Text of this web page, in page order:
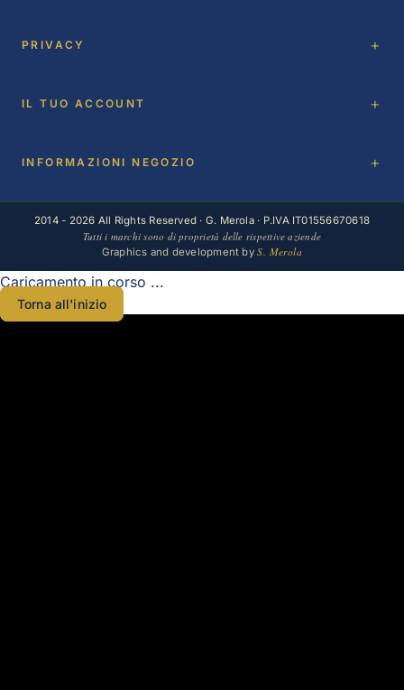
PRIVACY
IL TUO ACCOUNT
INFORMAZIONI NEGOZIO
2014 - 2026 All Rights Reserved · G. Merola · P.IVA IT01556670618
Tutti i marchi sono di proprietà delle rispettive aziende
Graphics and development byS. Merola
Caricamento in corso ...
Torna all'inizio